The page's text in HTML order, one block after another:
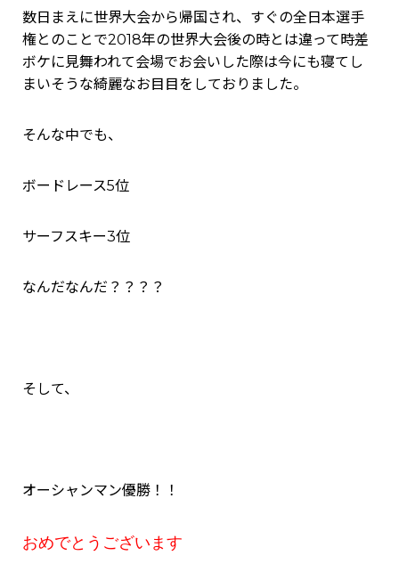
数日まえに世界大会から帰国され、すぐの全日本選手
権とのことで2018年の世界大会後の時とは違って時差
ボケに見舞われて会場でお会いした際は今にも寝てし
まいそうな綺麗なお目目をしておりました。
そんな中でも、
ボードレース5位
サーフスキー3位
なんだなんだ？？？？
そして、
オーシャンマン優勝！！
おめでとうございます